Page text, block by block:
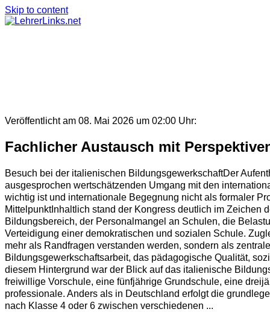
Skip to content
Veröffentlicht am 08. Mai 2026 um 02:00 Uhr:
Fachlicher Austausch mit
Besuch bei der italienischen BildungsgewerkschaftDer
ausgesprochen wertschätzenden Umgang mit den
wichtig ist und internationale Begegnung nicht als formaler
MittelpunktInhaltlich stand der Kongress deutlich im Zeichen
Bildungsbereich, der Personalmangel an Schulen, die
Verteidigung einer demokratischen und sozialen Schule.
mehr als Randfragen verstanden werden, sondern als
Bildungsgewerkschaftsarbeit, das pädagogische Qualität,
diesem Hintergrund war der Blick auf das italienische
freiwillige Vorschule, eine fünfjährige Grundschule, eine
professionale. Anders als in Deutschland erfolgt die
nach Klasse 4 oder 6 zwischen verschiedenen ...